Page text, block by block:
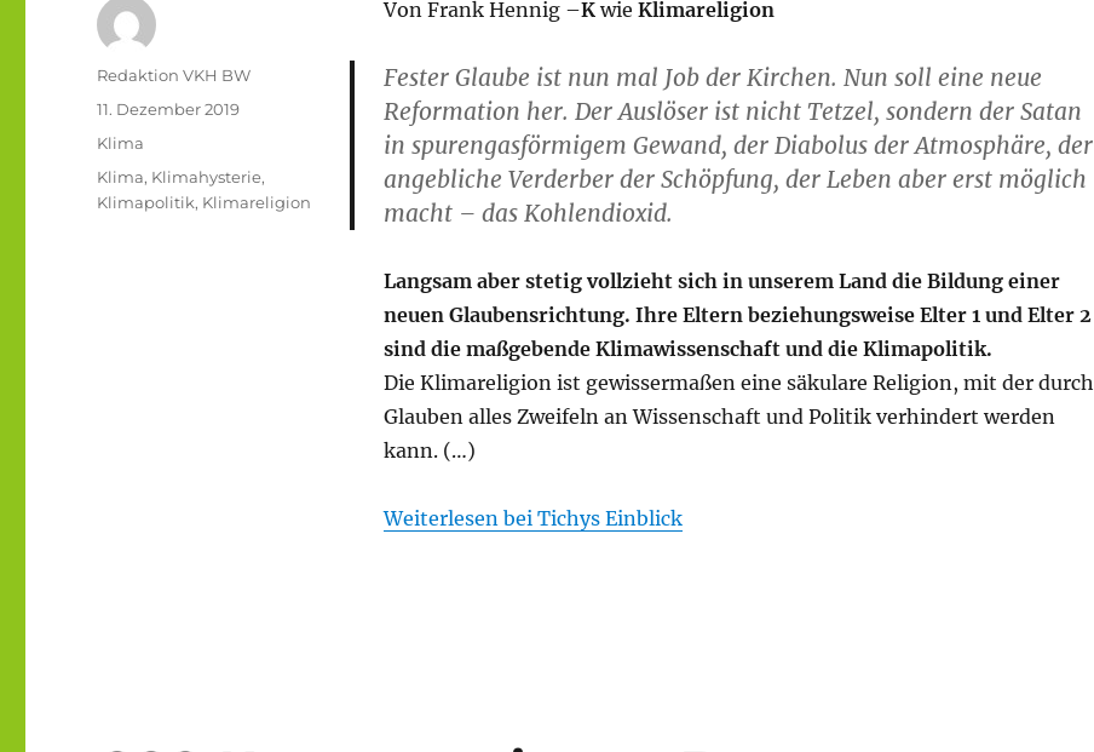
Von Frank Hennig –K wie Klimareligion
Fester Glaube ist nun mal Job der Kirchen. Nun soll eine neue
Reformation her. Der Auslöser ist nicht Tetzel, sondern der Satan
in spurengasförmigem Gewand, der Diabolus der Atmosphäre, der
angebliche Verderber der Schöpfung, der Leben aber erst möglich
macht – das Kohlendioxid.
Langsam aber stetig vollzieht sich in unserem Land die Bildung einer
neuen Glaubensrichtung. Ihre Eltern beziehungsweise Elter 1 und Elter 2
sind die maßgebende Klimawissenschaft und die Klimapolitik.
Die Klimareligion ist gewissermaßen eine säkulare Religion, mit der durch
Glauben alles Zweifeln an Wissenschaft und Politik verhindert werden
kann. (…)
Weiterlesen bei Tichys Einblick
Autor
Redaktion VKH BW
Veröffentlicht
am
11. Dezember 2019
Kategorien
Klima
Schlagwörter
Klima, Klimahysterie,
Klimapolitik, Klimareligion